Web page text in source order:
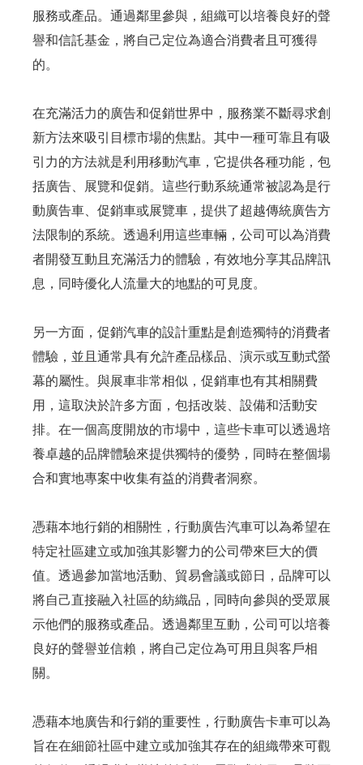
服務或產品。通過鄰里參與，組織可以培養良好的聲
譽和信託基金，將自己定位為適合消費者且可獲得
的。
在充滿活力的廣告和促銷世界中，服務業不斷尋求創
新方法來吸引目標市場的焦點。其中一種可靠且有吸
引力的方法就是利用移動汽車，它提供各種功能，包
括廣告、展覽和促銷。這些行動系統通常被認為是行
動廣告車、促銷車或展覽車，提供了超越傳統廣告方
法限制的系統。透過利用這些車輛，公司可以為消費
者開發互動且充滿活力的體驗，有效地分享其品牌訊
息，同時優化人流量大的地點的可見度。
另一方面，促銷汽車的設計重點是創造獨特的消費者
體驗，並且通常具有允許產品樣品、演示或互動式螢
幕的屬性。與展車非常相似，促銷車也有其相關費
用，這取決於許多方面，包括改裝、設備和活動安
排。在一個高度開放的市場中，這些卡車可以透過培
養卓越的品牌體驗來提供獨特的優勢，同時在整個場
合和實地專案中收集有益的消費者洞察。
憑藉本地行銷的相關性，行動廣告汽車可以為希望在
特定社區建立或加強其影響力的公司帶來巨大的價
值。透過參加當地活動、貿易會議或節日，品牌可以
將自己直接融入社區的紡織品，同時向參與的受眾展
示他們的服務或產品。透過鄰里互動，公司可以培養
良好的聲譽並信賴，將自己定位為可用且與客戶相
關。
憑藉本地廣告和行銷的重要性，行動廣告卡車可以為
旨在在細節社區中建立或加強其存在的組織帶來可觀